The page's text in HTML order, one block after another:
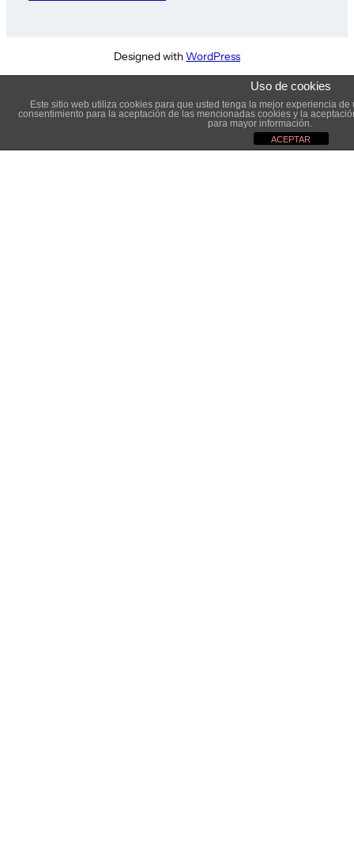
Designed withWordPress
Uso de cookies
Este sitio web utiliza cookies para que usted tenga la mejor experiencia
consentimiento para la aceptación de las mencionadas cookies y la
para mayor información.
ACEPTAR